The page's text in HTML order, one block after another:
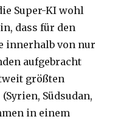
Super-KI wohl
dass für den
innerhalb von nur
aufgebracht
größten
Südsudan,
in einem
Symbole, Christoph